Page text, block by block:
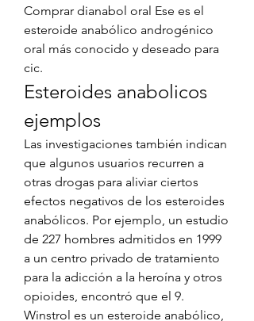
Comprar dianabol oral Ese es el
esteroide anabólico androgénico
oral más conocido y deseado para
cic.
Esteroides anabolicos
ejemplos
Las investigaciones también indican
que algunos usuarios recurren a
otras drogas para aliviar ciertos
efectos negativos de los esteroides
anabólicos. Por ejemplo, un estudio
de 227 hombres admitidos en 1999
a un centro privado de tratamiento
para la adicción a la heroína y otros
opioides, encontró que el 9.
Winstrol es un esteroide anabólico,